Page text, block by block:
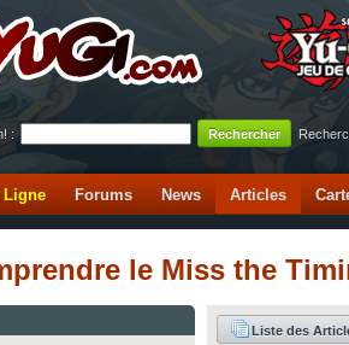
:
Ligne Forums News Articles
le Miss the
Liste des